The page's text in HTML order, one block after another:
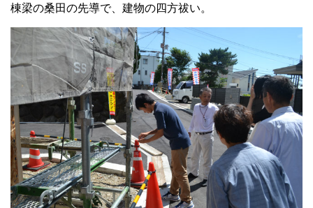
棟梁の桑田の先導で、建物の四方祓い。